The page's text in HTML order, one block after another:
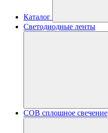
Каталог
Светодиодные ленты
COB сплошное свечение